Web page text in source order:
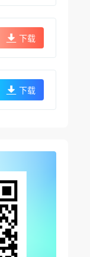
下载
下载